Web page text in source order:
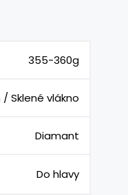
355-360g
Sklené vlákno
Diamant
Do hlavy